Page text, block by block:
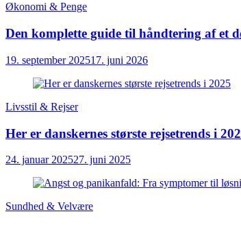
Økonomi & Penge
Den komplette guide til håndtering af et
19. september 202517. juni 2026
Livsstil & Rejser
Her er danskernes største rejsetrends i
24. januar 202527. juni 2025
Sundhed & Velvære